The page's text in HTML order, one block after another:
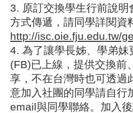
3. 原訂交換學生行前說
方式傳遞，請同學詳閱資
http://isc.oie.fju.edu.tw/
4. 為了讓學長姊、學弟
(FB)已上線，提供交換前
享，不在台灣時也可透過
意加入社團的同學請自行
email與同學聯絡。加入